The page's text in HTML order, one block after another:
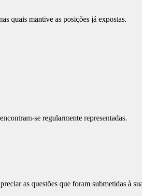
quais mantive as posições já expostas.
se regularmente representadas.
as questões que foram submetidas à